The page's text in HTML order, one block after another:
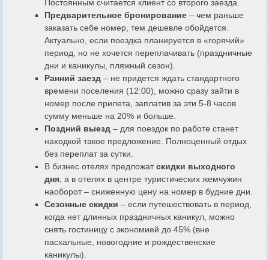
Постоянным считается клиент со второго заезда.
Предварительное бронирование – чем раньше
заказать себе номер, тем дешевле обойдется.
Актуально, если поездка планируется в «горячий»
период, но не хочется переплачивать (праздничные
дни и каникулы, пляжный сезон).
Ранний заезд – не придется ждать стандартного
времени поселения (12:00), можно сразу зайти в
номер после прилета, заплатив за эти 5-8 часов
сумму меньше на 20% и больше.
Поздний выезд – для поездок по работе станет
находкой такое предложение. Полноценный отдых
без переплат за сутки.
В бизнес отелях предложатскидки выходного
дня , а в отелях в центре туристических жемчужин
наоборот – сниженную цену на номер в будние дни.
Сезонные скидки – если путешествовать в период,
когда нет длинных праздничных каникул, можно
снять гостиницу с экономией до 45% (вне
пасхальные, новогодние и рождественские
каникулы).